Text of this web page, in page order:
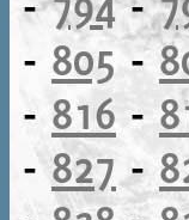
- 805 -
- 816-
-827-